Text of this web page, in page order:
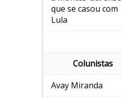
que se casou com
Lula
Colunistas
Avay Miranda